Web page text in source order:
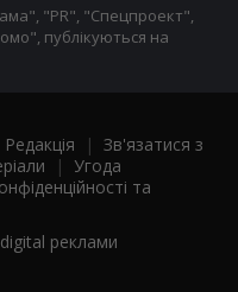
"PR", "Спецпроект",
публікуються на
Редакція | Зв'язатися з
| Угода
та
digital реклами